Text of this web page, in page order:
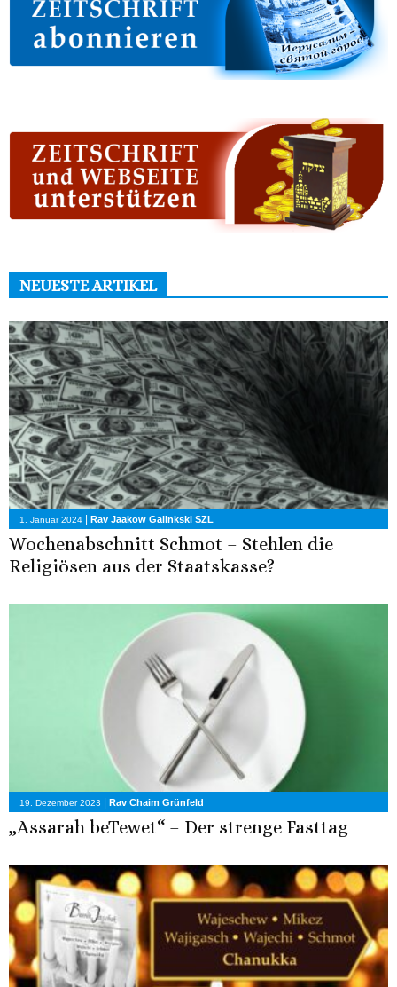
NEUESTE ARTIKEL
1. Januar 2024 Rav Jaakow Galinkski SZL
Wochenabschnitt Schmot – Stehlen die
Religiösen aus der Staatskasse?
19. Dezember 2023 Rav Chaim Grünfeld
„Assarah beTewet“ – Der strenge Fasttag